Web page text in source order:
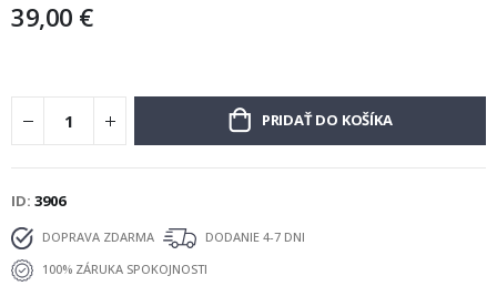
39,00 €
PRIDAŤ DO KOŠÍKA
ID 3906
DOPRAVA ZDARMA
DODANIE 4-7 DNI
100% ZÁRUKA SPOKOJNOSTI